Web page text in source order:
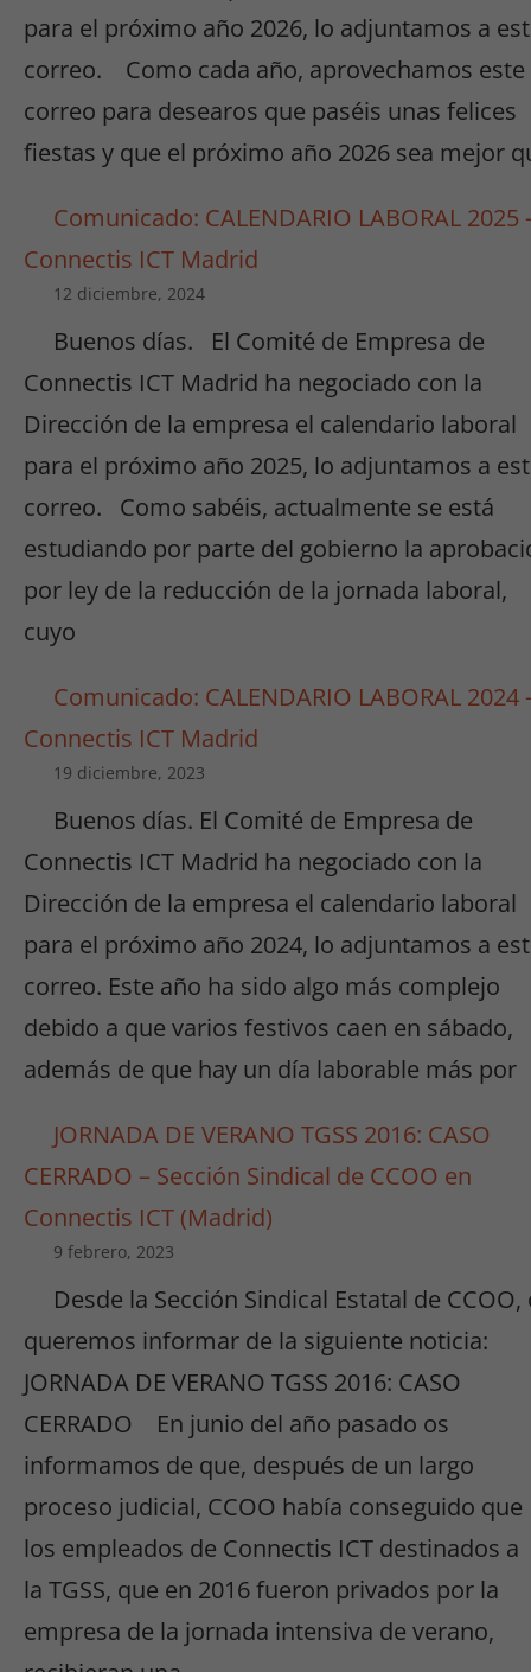
para el próximo año 2026, lo adjuntamos a
correo. Como cada año, aprovechamos este
correo para desearos que paséis unas felices
fiestas y que el próximo año 2026 sea mejor
Comunicado: CALENDARIO LABORAL 2025
Connectis ICT Madrid
12 diciembre, 2024
Buenos días. El Comité de Empresa de
Connectis ICT Madrid ha negociado con la
Dirección de la empresa el calendario laboral
para el próximo año 2025, lo adjuntamos a
correo. Como sabéis, actualmente se está
estudiando por parte del gobierno la
por ley de la reducción de la jornada laboral,
cuyo
Comunicado: CALENDARIO LABORAL 2024
Connectis ICT Madrid
19 diciembre, 2023
Buenos días. El Comité de Empresa de
Connectis ICT Madrid ha negociado con la
Dirección de la empresa el calendario laboral
para el próximo año 2024, lo adjuntamos a
correo. Este año ha sido algo más complejo
debido a que varios festivos caen en sábado,
además de que hay un día laborable más por
JORNADA DE VERANO TGSS 2016: CASO
CERRADO – Sección Sindical de CCOO en
Connectis ICT (Madrid)
9 febrero, 2023
Desde la Sección Sindical Estatal de CCOO,
queremos informar de la siguiente noticia:
JORNADA DE VERANO TGSS 2016: CASO
CERRADO En junio del año pasado os
informamos de que, después de un largo
proceso judicial, CCOO había conseguido que
los empleados de Connectis ICT destinados a
la TGSS, que en 2016 fueron privados por la
empresa de la jornada intensiva de verano,